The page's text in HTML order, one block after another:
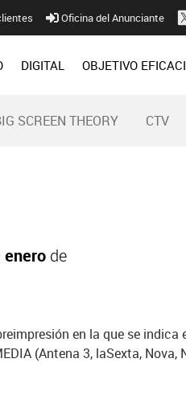
Oficina del Anunciante
DIGITAL OBJETIVO
SCREEN THEORY CTV
enero de
en la que se indica
(Antena 3, laSexta, Nova,